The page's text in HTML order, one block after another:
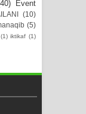
Event
(10)
(5)
(1) iktikaf (1)